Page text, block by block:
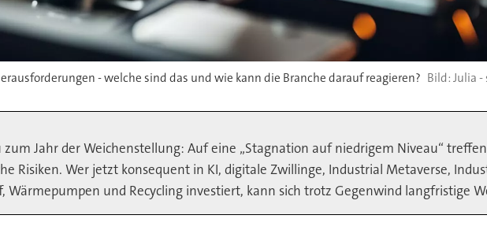
- welche sind das und wie kann die Branche darauf reagieren? Julia -
Jahr der Weichenstellung: Auf eine „Stagnation auf niedrigem Niveau“
Risiken. Wer jetzt konsequent in KI, digitale Zwillinge, Industrial Metaverse,
und Recycling investiert, kann sich trotz Gegenwind langfristige